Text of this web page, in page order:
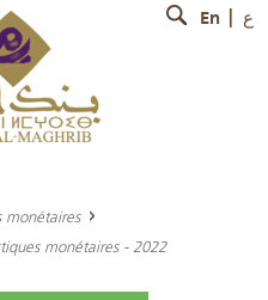
En ع
monétaires
monétaires - 2022